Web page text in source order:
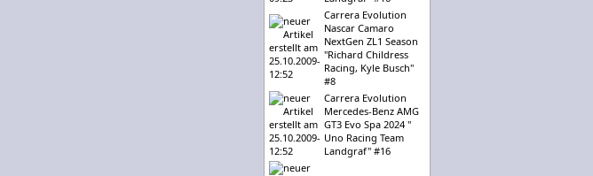
Carrera Evolution
Nascar Camaro
NextGen ZL1 Season
"Richard Childress
Racing, Kyle Busch"
#8
Carrera Evolution
Mercedes-Benz AMG
GT3 Evo Spa 2024 "
Uno Racing Team
Landgraf" #16